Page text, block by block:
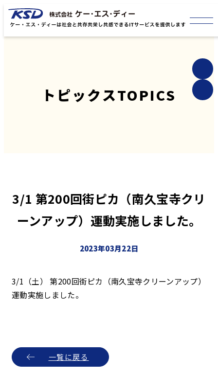
トピックスTOPICS
3/1 第200回街ピカ（南久宝寺クリ
ーンアップ）運動実施しました。
2023年03月22日
3/1（土） 第200回街ピカ（南久宝寺クリーンアップ）
運動実施しました。
一覧に戻る